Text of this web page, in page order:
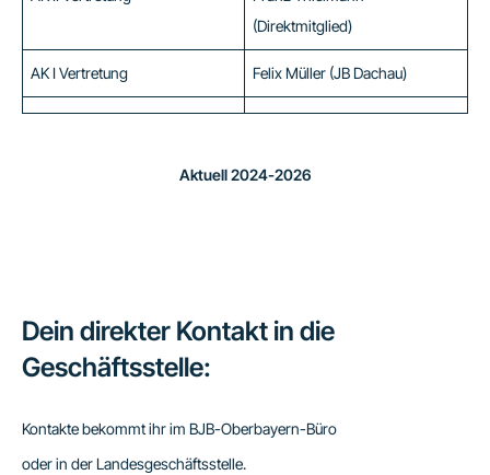
(Direktmitglied)
AK I Vertretung Felix Müller (JB Dachau)
Aktuell 2024-2026
Dein direkter Kontakt in die
Geschäftsstelle:
Kontakte bekommt ihr im BJB-Oberbayern-Büro
oder in der Landesgeschäftsstelle.